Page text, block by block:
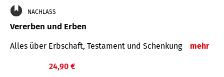
NACHLASS
Vererben und Erben
Alles über Erbschaft, Testament und Schenkung mehr
24,90 €